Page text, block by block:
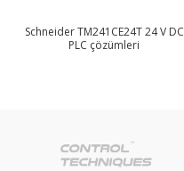
Schneider TM241CE24T 24 V DC
PLC çözümleri